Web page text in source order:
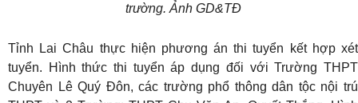
trường. Ảnh GD&TĐ
Tỉnh Lai Châu thực hiện phương án thi tuyển kết hợp xét
tuyển. Hình thức thi tuyển áp dụng đối với Trường THPT
Chuyên Lê Quý Đôn, các trường phổ thông dân tộc nội trú